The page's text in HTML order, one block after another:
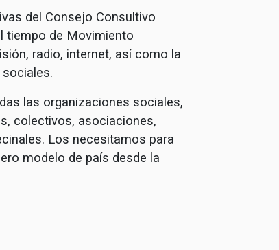
del Consejo Consultivo
tiempo de Movimiento
radio, internet, así como la
las organizaciones sociales,
colectivos, asociaciones,
Los necesitamos para
modelo de país desde la